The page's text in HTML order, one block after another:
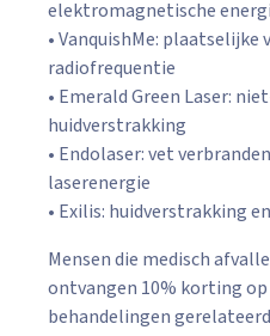
elektromagnetische
• VanquishMe: plaatselijke
radiofrequentie
• Emerald Green Laser:
huidverstrakking
• Endolaser: vet
laserenergie
• Exilis: huidverstrakking
Mensen die medisch
ontvangen 10% korting
behandelingen